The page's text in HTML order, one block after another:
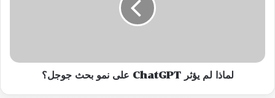
لماذا لم يؤثر ChatGPT على نمو بحث جوجل؟